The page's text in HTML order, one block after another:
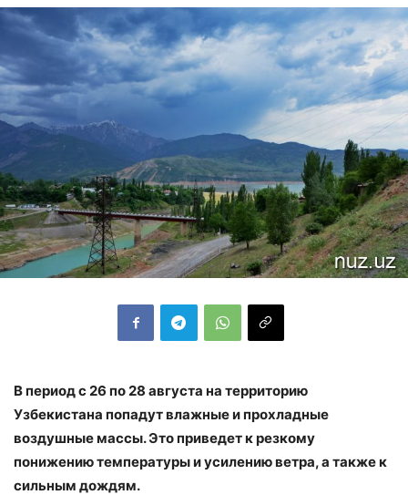
В период с 26 по 28 августа на территорию
Узбекистана попадут влажные и прохладные
воздушные массы. Это приведет к резкому
понижению температуры и усилению ветра, а также к
сильным дождям.